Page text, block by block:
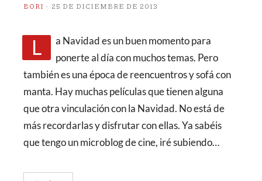
BORI 25 DE DICIEMBRE DE 2013
La Navidad es un buen momento para
ponerte al día con muchos temas. Pero
también es una época de reencuentros y sofá con
manta. Hay muchas películas que tienen alguna
que otra vinculación con la Navidad. No está de
más recordarlas y disfrutar con ellas. Ya sabéis
que tengo un microblog de cine, iré subiendo…